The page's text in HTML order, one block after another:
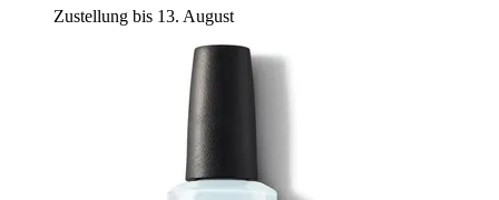
Zustellung bis 13. August